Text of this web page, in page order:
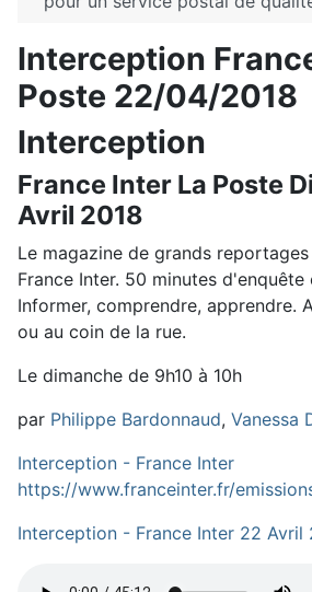
Interception
Poste 22/04/2018
Interception
France Inter La Poste
Avril 2018
Le magazine de grands
France Inter. 50 minutes
Informer, comprendre, apprendre.
ou au coin de la rue.
Le dimanche de 9h10 à 10h
par Philippe Bardonnaud, Vanessa
Interception - France Inter
https://www.franceinter.fr/
Interception - France Inter 22 Avril